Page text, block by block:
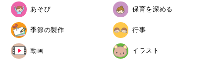
あそび 保育を深める
季節の製作 行事
動画 イラスト